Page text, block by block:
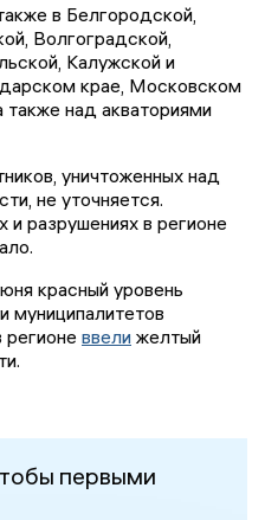
в Белгородской,
Волгоградской,
Калужской и
крае, Московском
над акваториями
уничтоженных над
не уточняется.
разрушениях в регионе
красный уровень
муниципалитетов
ввели желтый
первыми